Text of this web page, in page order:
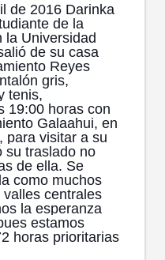
de 2016 Darinka
de la
la Universidad
de su casa
Reyes
gris,
tenis,
19:00 horas con
Galaahui, en
para visitar a su
su traslado no
de ella. Se
como muchos
centrales
la esperanza
estamos
horas prioritarias